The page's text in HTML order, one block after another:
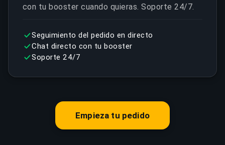
con tu booster cuando quieras. Soporte 24/7.
Seguimiento del pedido en directo
Chat directo con tu booster
Soporte 24/7
Empieza tu pedido